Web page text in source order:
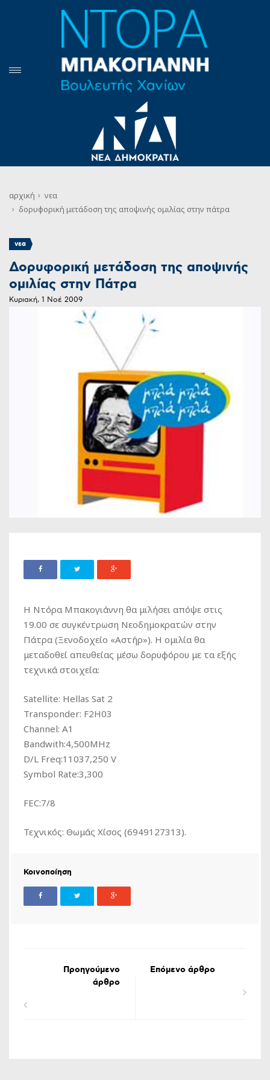
αρχική
νεα
δορυφορική μετάδοση της αποψινής ομιλίας στην πάτρα
νεα
Δορυφορική μετάδοση της αποψινής
ομιλίας στην Πάτρα
Κυριακή, 1 Νοέ 2009
Η Ντόρα Μπακογιάννη θα μιλήσει απόψε στις
19.00 σε συγκέντρωση Νεοδημοκρατών στην
Πάτρα (Ξενοδοχείο «Αστήρ»). Η ομιλία θα
μεταδοθεί απευθείας μέσω δορυφόρου με τα εξής
τεχνικά στοιχεία:
Satellite: Hellas Sat 2
Transponder: F2H03
Channel: A1
Βandwith:4,500MHz
D/L Freq:11037,250 V
Symbol Rate:3,300
FEC:7/8
Τεχνικός: Θωμάς Χίσος (6949127313).
Κοινοποίηση
Προηγούμενο
άρθρο
Επόμενο άρθρο